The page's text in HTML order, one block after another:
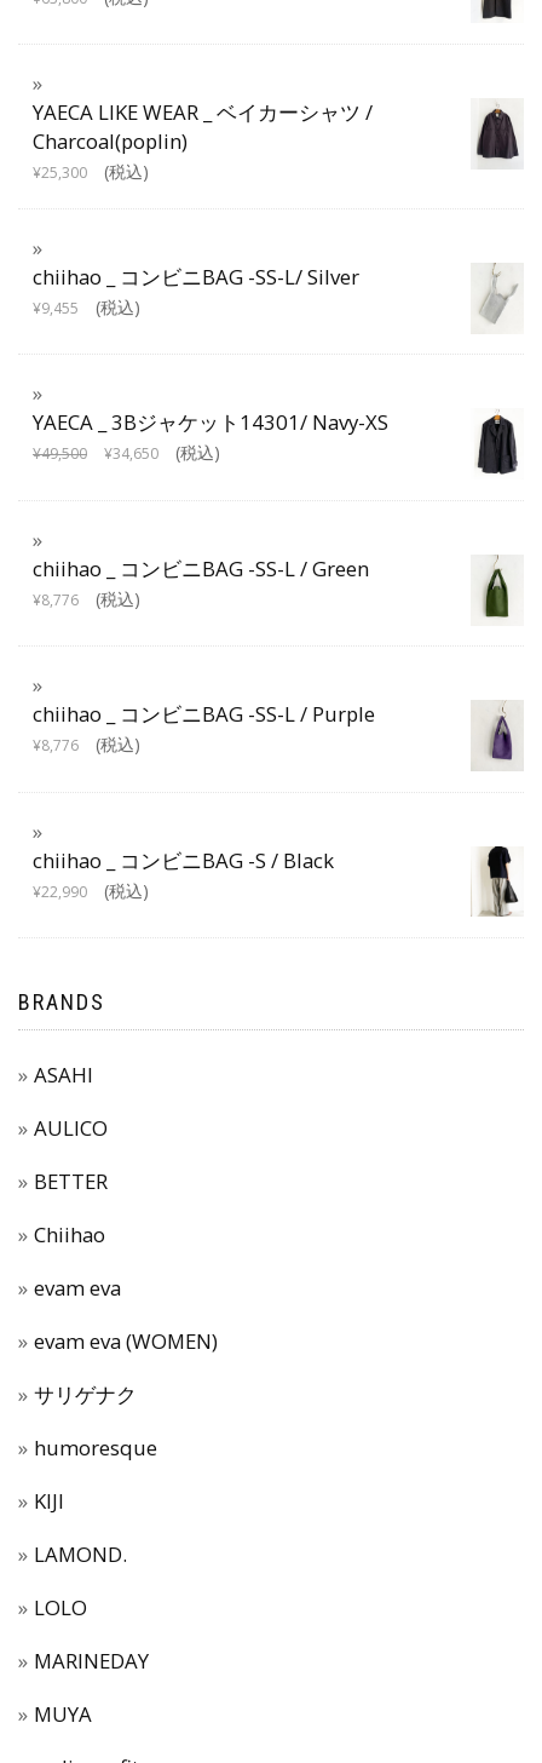
YAECA LIKE WEAR _ ベイカーシャツ /
Charcoal(poplin)
¥25,300 (税込)
chiihao _ コンビニBAG -SS-L/ Silver
¥9,455 (税込)
YAECA _ 3Bジャケット14301/ Navy-XS
¥49,500 ¥34,650 (税込)
chiihao _ コンビニBAG -SS-L / Green
¥8,776 (税込)
chiihao _ コンビニBAG -SS-L / Purple
¥8,776 (税込)
chiihao _ コンビニBAG -S / Black
¥22,990 (税込)
BRANDS
ASAHI
AULICO
BETTER
Chiihao
evam eva
evam eva (WOMEN)
サリゲナク
humoresque
KIJI
LAMOND.
LOLO
MARINEDAY
MUYA